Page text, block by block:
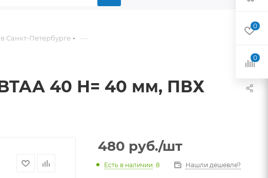
Санкт-Петербурге —
40 H= 40 мм, ПВХ
480 руб./шт
Есть в наличии: 8 Нашли дешевле?
0
0